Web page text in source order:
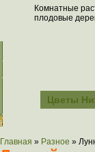
Комнатные
плодовые
Цветы
Главная » Разное »